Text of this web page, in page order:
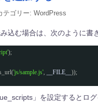
テゴリー: WordPress
込む場合は、次のように書
);
'js/sample.js', __FILE__ ));
」を設定するとロ